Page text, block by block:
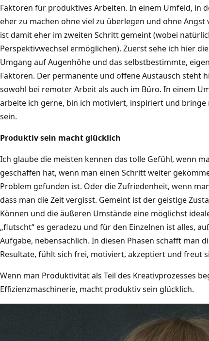
Faktoren für produktives Arbeiten. In einem Umfeld, in
eher zu machen ohne viel zu überlegen und ohne Angst
ist damit eher im zweiten Schritt gemeint (wobei
Perspektivwechsel ermöglichen). Zuerst sehe ich hier
Umgang auf Augenhöhe und das selbstbestimmte,
Faktoren. Der permanente und offene Austausch steht
sowohl bei remoter Arbeit als auch im Büro. In einem
arbeite ich gerne, bin ich motiviert, inspiriert und
sein.
Produktiv sein macht glücklich
Ich glaube die meisten kennen das tolle Gefühl, wenn
geschaffen hat, wenn man einen Schritt weiter
Problem gefunden ist. Oder die Zufriedenheit, wenn
dass man die Zeit vergisst. Gemeint ist der geistige
Können und die äußeren Umstände eine möglichst
„flutscht“ es geradezu und für den Einzelnen ist alles,
Aufgabe, nebensächlich. In diesen Phasen schafft man
Resultate, fühlt sich frei, motiviert, akzeptiert und freut
Wenn man Produktivität als Teil des Kreativprozesses
Effizienzmaschinerie, macht produktiv sein glücklich.